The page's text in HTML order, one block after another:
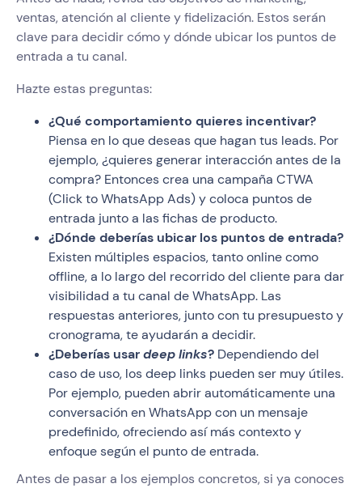
ventas, atención al cliente y fidelización. Estos serán
clave para decidir cómo y dónde ubicar los puntos de
entrada a tu canal.
Hazte estas preguntas:
¿Qué comportamiento quieres incentivar?
Piensa en lo que deseas que hagan tus leads. Por
ejemplo, ¿quieres generar interacción antes de la
compra? Entonces crea una campaña CTWA
(Click to WhatsApp Ads) y coloca puntos de
entrada junto a las fichas de producto.
¿Dónde deberías ubicar los puntos de entrada?
Existen múltiples espacios, tanto online como
offline, a lo largo del recorrido del cliente para dar
visibilidad a tu canal de WhatsApp. Las
respuestas anteriores, junto con tu presupuesto y
cronograma, te ayudarán a decidir.
¿Deberías usardeep links? Dependiendo del
caso de uso, los deep links pueden ser muy útiles.
Por ejemplo, pueden abrir automáticamente una
conversación en WhatsApp con un mensaje
predefinido, ofreciendo así más contexto y
enfoque según el punto de entrada.
Antes de pasar a los ejemplos concretos, si ya conoces